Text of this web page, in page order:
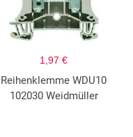
1,97 €
Reihenklemme WDU10
102030 Weidmüller